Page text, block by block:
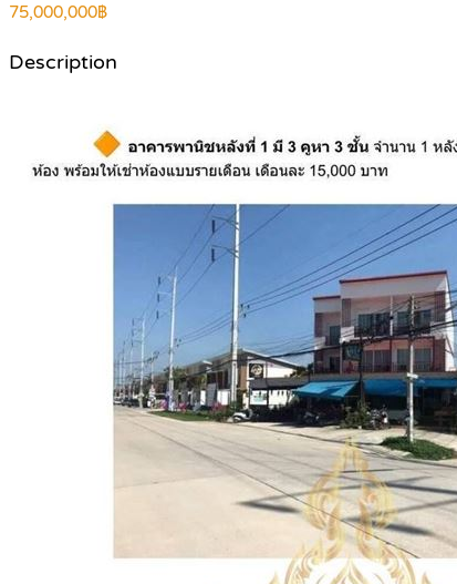
75,000,000฿
Description